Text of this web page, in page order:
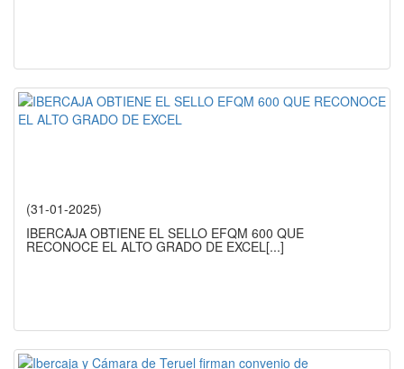
(31-01-2025)
IBERCAJA OBTIENE EL SELLO EFQM 600 QUE
RECONOCE EL ALTO GRADO DE EXCEL[...]